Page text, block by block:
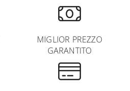
MIGLIOR PREZZO
GARANTITO